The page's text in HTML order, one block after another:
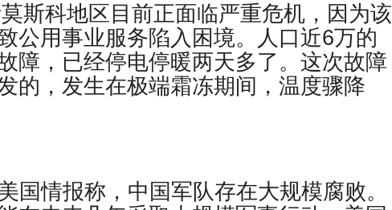
斯科地区目前正面临严重危机，因为该
公用事业服务陷入困境。人口近6万的
障，已经停电停暖两天多了。这次故障
的，发生在极端霜冻期间，温度骤降
国情报称，中国军队存在大规模腐败。